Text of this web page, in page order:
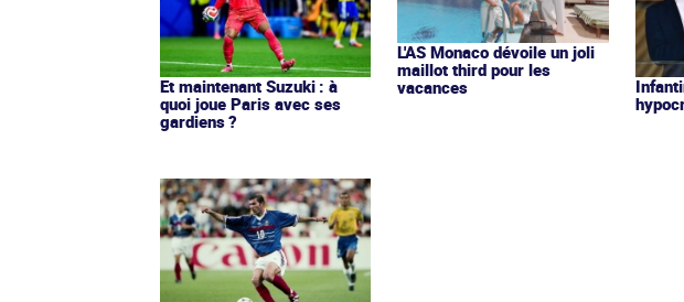
Et maintenant Suzuki : à
quoi joue Paris avec ses
gardiens ?
L'AS Monaco dévoile un joli
maillot third pour les
vacances